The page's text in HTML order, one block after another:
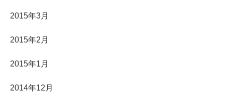
2015年3月
2015年2月
2015年1月
2014年12月